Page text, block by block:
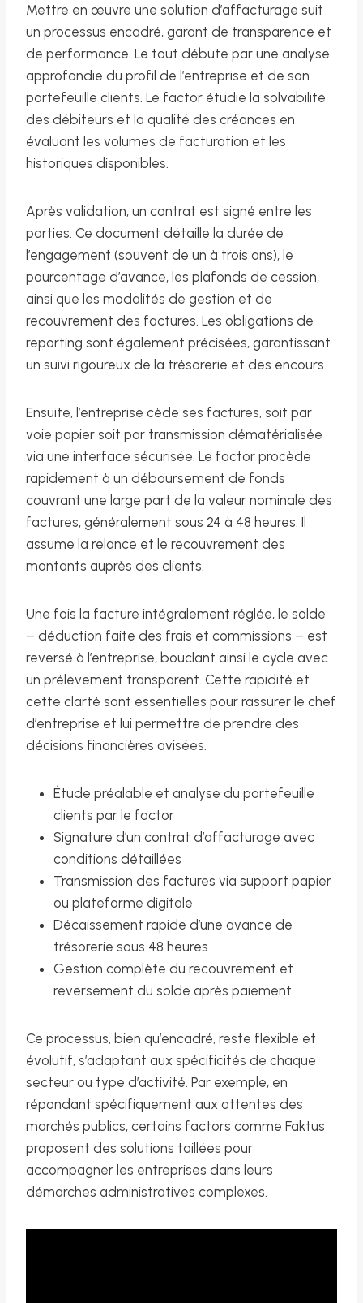
Mettre en œuvre une solution d’affacturage suit
un processus encadré, garant de transparence et
de performance. Le tout débute par une analyse
approfondie du profil de l’entreprise et de son
portefeuille clients. Le factor étudie la solvabilité
des débiteurs et la qualité des créances en
évaluant les volumes de facturation et les
historiques disponibles.
Après validation, un contrat est signé entre les
parties. Ce document détaille la durée de
l’engagement (souvent de un à trois ans), le
pourcentage d’avance, les plafonds de cession,
ainsi que les modalités de gestion et de
recouvrement des factures. Les obligations de
reporting sont également précisées, garantissant
un suivi rigoureux de la trésorerie et des encours.
Ensuite, l’entreprise cède ses factures, soit par
voie papier soit par transmission dématérialisée
via une interface sécurisée. Le factor procède
rapidement à un déboursement de fonds
couvrant une large part de la valeur nominale des
factures, généralement sous 24 à 48 heures. Il
assume la relance et le recouvrement des
montants auprès des clients.
Une fois la facture intégralement réglée, le solde
– déduction faite des frais et commissions – est
reversé à l’entreprise, bouclant ainsi le cycle avec
un prélèvement transparent. Cette rapidité et
cette clarté sont essentielles pour rassurer le chef
d’entreprise et lui permettre de prendre des
décisions financières avisées.
Étude préalable et analyse du portefeuille
clients par le factor
Signature d’un contrat d’affacturage avec
conditions détaillées
Transmission des factures via support papier
ou plateforme digitale
Décaissement rapide d’une avance de
trésorerie sous 48 heures
Gestion complète du recouvrement et
reversement du solde après paiement
Ce processus, bien qu’encadré, reste flexible et
évolutif, s’adaptant aux spécificités de chaque
secteur ou type d’activité. Par exemple, en
répondant spécifiquement aux attentes des
marchés publics, certains factors comme Faktus
proposent des solutions taillées pour
accompagner les entreprises dans leurs
démarches administratives complexes.